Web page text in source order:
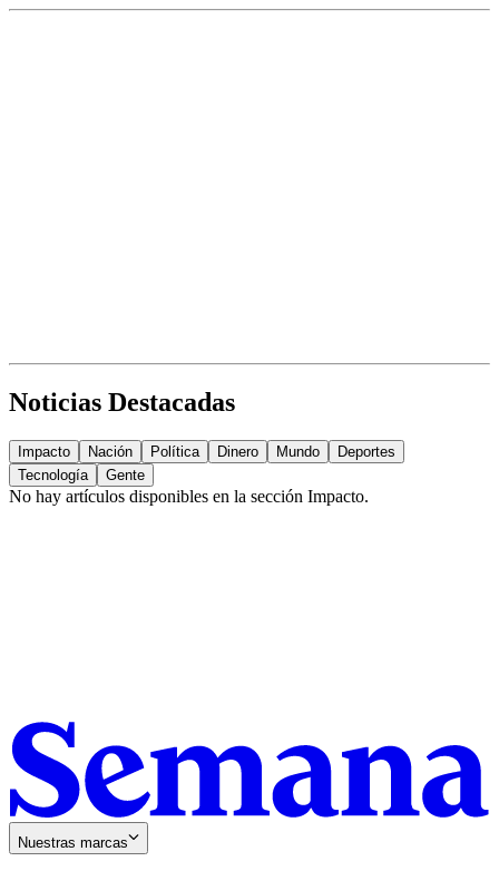
Noticias Destacadas
Impacto Nación Política Dinero Mundo
Deportes
Tecnología
Gente
No hay artículos disponibles en la sección Impacto.
Nuestras marcas